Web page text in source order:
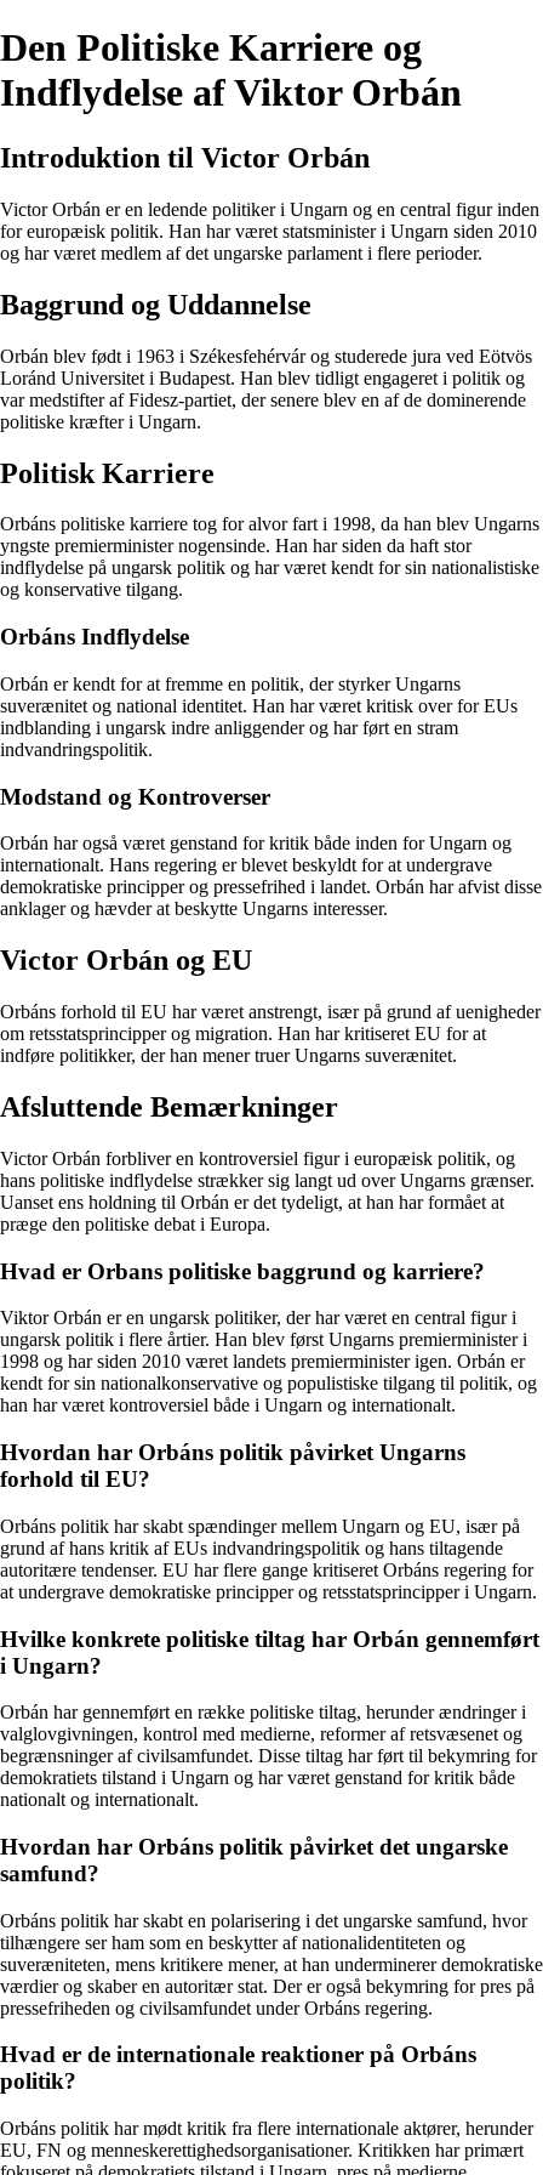
Den Politiske Karriere og
Indflydelse af Viktor Orbán
Introduktion til Victor Orbán
Victor Orbán er en ledende politiker i Ungarn og en central figur inden
for europæisk politik. Han har været statsminister i Ungarn siden 2010
og har været medlem af det ungarske parlament i flere perioder.
Baggrund og Uddannelse
Orbán blev født i 1963 i Székesfehérvár og studerede jura ved Eötvös
Loránd Universitet i Budapest. Han blev tidligt engageret i politik og
var medstifter af Fidesz-partiet, der senere blev en af de dominerende
politiske kræfter i Ungarn.
Politisk Karriere
Orbáns politiske karriere tog for alvor fart i 1998, da han blev Ungarns
yngste premierminister nogensinde. Han har siden da haft stor
indflydelse på ungarsk politik og har været kendt for sin nationalistiske
og konservative tilgang.
Orbáns Indflydelse
Orbán er kendt for at fremme en politik, der styrker Ungarns
suverænitet og national identitet. Han har været kritisk over for EUs
indblanding i ungarsk indre anliggender og har ført en stram
indvandringspolitik.
Modstand og Kontroverser
Orbán har også været genstand for kritik både inden for Ungarn og
internationalt. Hans regering er blevet beskyldt for at undergrave
demokratiske principper og pressefrihed i landet. Orbán har afvist disse
anklager og hævder at beskytte Ungarns interesser.
Victor Orbán og EU
Orbáns forhold til EU har været anstrengt, især på grund af uenigheder
om retsstatsprincipper og migration. Han har kritiseret EU for at
indføre politikker, der han mener truer Ungarns suverænitet.
Afsluttende Bemærkninger
Victor Orbán forbliver en kontroversiel figur i europæisk politik, og
hans politiske indflydelse strækker sig langt ud over Ungarns grænser.
Uanset ens holdning til Orbán er det tydeligt, at han har formået at
præge den politiske debat i Europa.
Hvad er Orbans politiske baggrund og karriere?
Viktor Orbán er en ungarsk politiker, der har været en central figur i
ungarsk politik i flere årtier. Han blev først Ungarns premierminister i
1998 og har siden 2010 været landets premierminister igen. Orbán er
kendt for sin nationalkonservative og populistiske tilgang til politik, og
han har været kontroversiel både i Ungarn og internationalt.
Hvordan har Orbáns politik påvirket Ungarns
forhold til EU?
Orbáns politik har skabt spændinger mellem Ungarn og EU, især på
grund af hans kritik af EUs indvandringspolitik og hans tiltagende
autoritære tendenser. EU har flere gange kritiseret Orbáns regering for
at undergrave demokratiske principper og retsstatsprincipper i Ungarn.
Hvilke konkrete politiske tiltag har Orbán gennemført
i Ungarn?
Orbán har gennemført en række politiske tiltag, herunder ændringer i
valglovgivningen, kontrol med medierne, reformer af retsvæsenet og
begrænsninger af civilsamfundet. Disse tiltag har ført til bekymring for
demokratiets tilstand i Ungarn og har været genstand for kritik både
nationalt og internationalt.
Hvordan har Orbáns politik påvirket det ungarske
samfund?
Orbáns politik har skabt en polarisering i det ungarske samfund, hvor
tilhængere ser ham som en beskytter af nationalidentiteten og
suveræniteten, mens kritikere mener, at han underminerer demokratiske
værdier og skaber en autoritær stat. Der er også bekymring for pres på
pressefriheden og civilsamfundet under Orbáns regering.
Hvad er de internationale reaktioner på Orbáns
politik?
Orbáns politik har mødt kritik fra flere internationale aktører, herunder
EU, FN og menneskerettighedsorganisationer. Kritikken har primært